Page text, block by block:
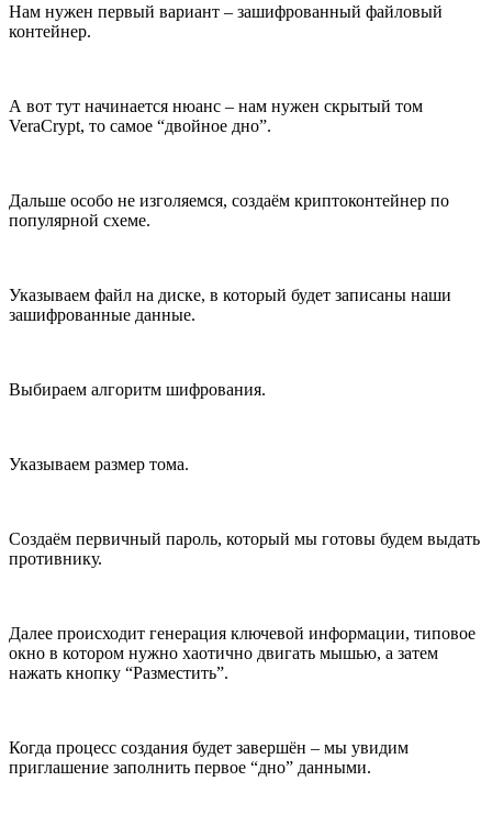
Нам нужен первый вариант – зашифрованный файловый
контейнер.
А вот тут начинается нюанс – нам нужен скрытый том
VeraCrypt, то самое “двойное дно”.
Дальше особо не изголяемся, создаём криптоконтейнер по
популярной схеме.
Указываем файл на диске, в который будет записаны наши
зашифрованные данные.
Выбираем алгоритм шифрования.
Указываем размер тома.
Создаём первичный пароль, который мы готовы будем выдать
противнику.
Далее происходит генерация ключевой информации, типовое
окно в котором нужно хаотично двигать мышью, а затем
нажать кнопку “Разместить”.
Когда процесс создания будет завершён – мы увидим
приглашение заполнить первое “дно” данными.